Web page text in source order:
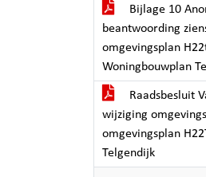
Bijlage 10
beantwoording
omgevingsplan
Woningbouwplan
Raadsbesluit
wijziging
omgevingsplan
Telgendijk